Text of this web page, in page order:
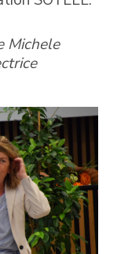
Michele